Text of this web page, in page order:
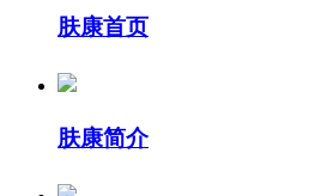
肤康首页
肤康简介